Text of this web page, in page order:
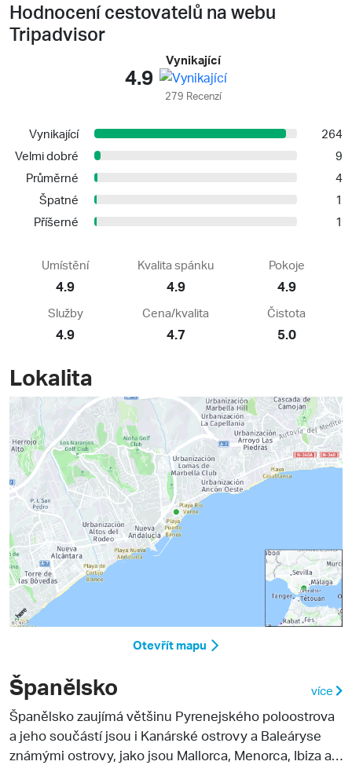
Hodnocení cestovatelů na webu
Tripadvisor
4.9
Vynikající
279 Recenzí
Vynikající
264
Velmi dobré
9
Průměrné
4
Špatné
1
Příšerné
1
Umístění
4.9
Kvalita spánku
4.9
Pokoje
4.9
Služby
4.9
Cena/kvalita
4.7
Čistota
5.0
Lokalita
Otevřít mapu
Španělsko více
Španělskozaujímá většinu Pyrenejského poloostrova
a jeho součástí jsou i Kanárské ostrovy a Baleáryse
známými ostrovy, jako jsou Mallorca, Menorca, Ibiza a